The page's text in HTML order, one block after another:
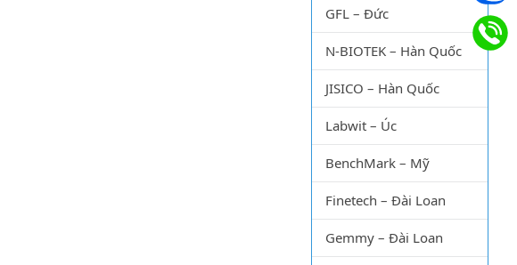
GFL – Đức
N-BIOTEK – Hàn Quốc
JISICO – Hàn Quốc
Labwit – Úc
BenchMark – Mỹ
Finetech – Đài Loan
Gemmy – Đài Loan